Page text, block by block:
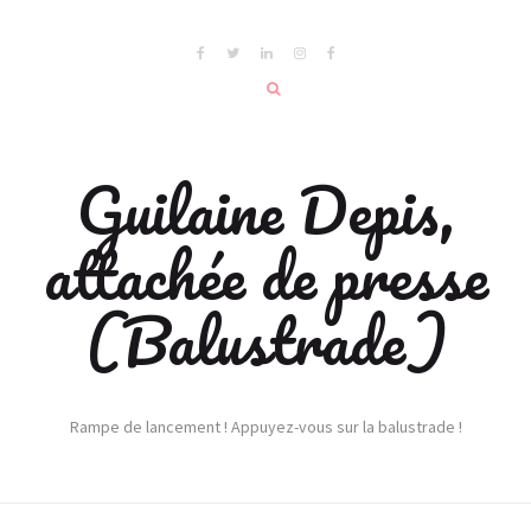
Guilaine Depis,
attachée de presse
(Balustrade)
Rampe de lancement ! Appuyez-vous sur la balustrade !